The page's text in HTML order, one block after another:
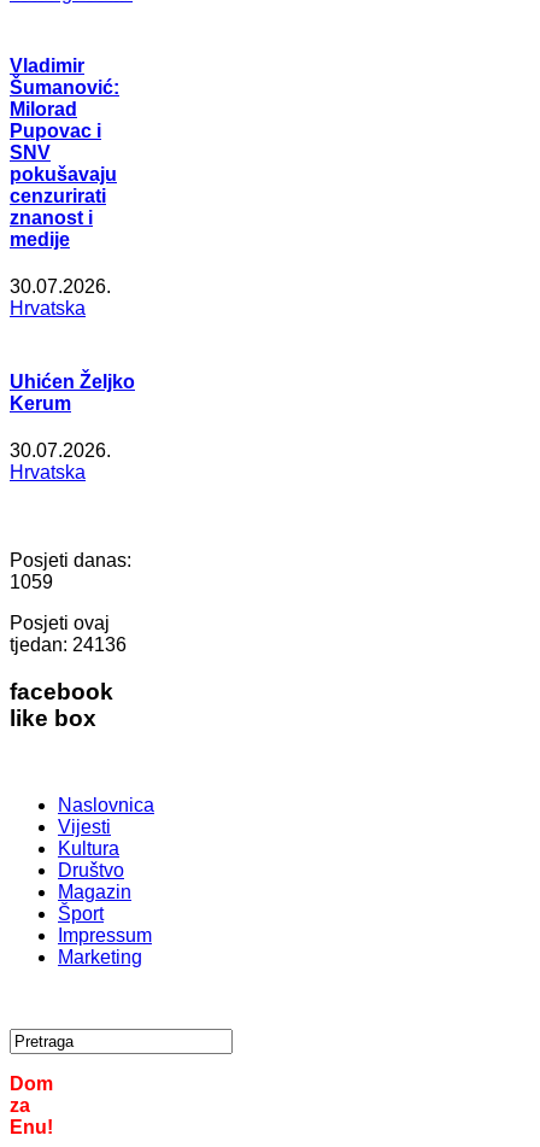
Vladimir
Šumanović:
Milorad
Pupovac i
SNV
pokušavaju
cenzurirati
znanost i
medije
30.07.2026.
Hrvatska
Uhićen Željko
Kerum
30.07.2026.
Hrvatska
Posjeti danas:
1059
Posjeti ovaj
tjedan: 24136
facebook
like box
Naslovnica
Vijesti
Kultura
Društvo
Magazin
Šport
Impressum
Marketing
Dom
za
Enu!